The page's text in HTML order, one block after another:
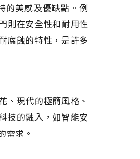
的美感及優缺點。例
則在安全性和耐用性
腐蝕的特性，是許多
、現代的極簡風格、
技的融入，如智能安
需求。